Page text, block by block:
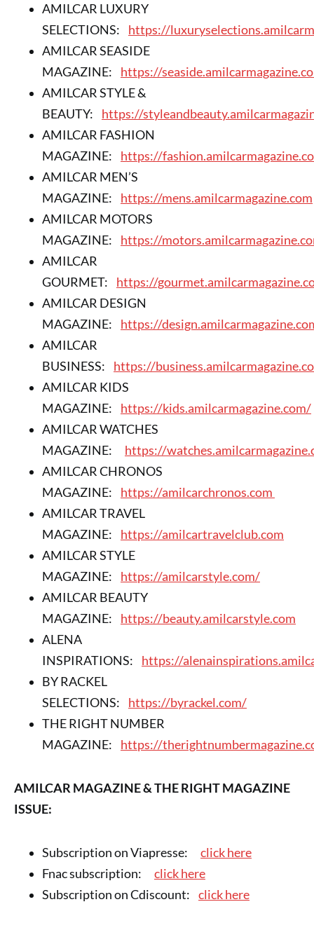
AMILCAR LUXURY
SELECTIONS: https://
AMILCAR SEASIDE
MAGAZINE: https://
AMILCAR STYLE &
BEAUTY: https://
AMILCAR FASHION
MAGAZINE: https://
AMILCAR MEN’S
MAGAZINE: https://mens.amilcarmagazine.com
AMILCAR MOTORS
MAGAZINE: https://
AMILCAR
GOURMET: https://
AMILCAR DESIGN
MAGAZINE: https://
AMILCAR
BUSINESS: https://
AMILCAR KIDS
MAGAZINE: https://kids.amilcarmagazine.com/
AMILCAR WATCHES
MAGAZINE: https://
AMILCAR CHRONOS
MAGAZINE: https://amilcarchronos.com
AMILCAR TRAVEL
MAGAZINE: https://amilcartravelclub.com
AMILCAR STYLE
MAGAZINE: https://amilcarstyle.com/
AMILCAR BEAUTY
MAGAZINE: https://beauty.amilcarstyle.com
ALENA
INSPIRATIONS: https://
BY RACKEL
SELECTIONS: https://byrackel.com/
THE RIGHT NUMBER
MAGAZINE: https://
AMILCAR MAGAZINE & THE RIGHT MAGAZINE
ISSUE:
Subscription on Viapresse: click here
Fnac subscription: click here
Subscription on Cdiscount: click here